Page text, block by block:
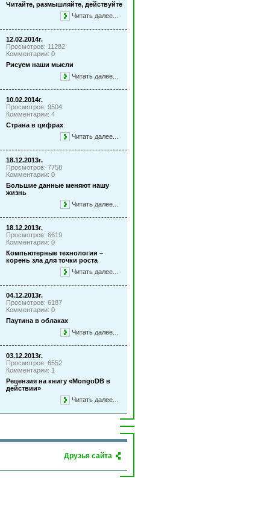
Читайте, размышляйте, действуйте
Читать далее...
12.02.2014г.
Просмотров: 11282
Комментарии: 0
Рисуем наши мысли
Читать далее...
10.02.2014г.
Просмотров: 9504
Комментарии: 4
Страна в цифрах
Читать далее...
18.12.2013г.
Просмотров: 7758
Комментарии: 0
Большие данные меняют нашу
жизнь
Читать далее...
18.12.2013г.
Просмотров: 6619
Комментарии: 0
Компьютерные технологии –
корень зла для точки роста
Читать далее...
04.12.2013г.
Просмотров: 6187
Комментарии: 0
Паутина в облаках
Читать далее...
03.12.2013г.
Просмотров: 6552
Комментарии: 1
Рецензия на книгу «MongoDB в
действии»
Читать далее...
Друзья сайта